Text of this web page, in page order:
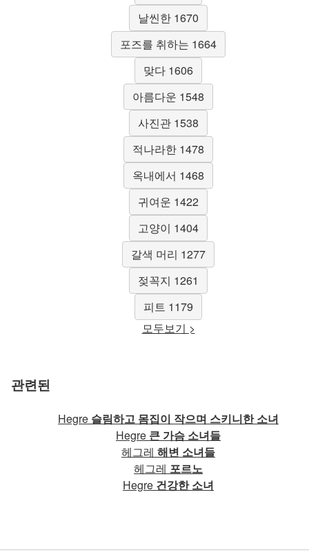
날씬한 1670
포즈를 취하는 1664
맞다 1606
아름다운 1548
사진관 1538
적나라한 1478
옥내에서 1468
귀여운 1422
고양이 1404
갈색 머리 1277
젖꼭지 1261
피트 1179
모두보기 >
관련된
Hegre 슬림하고 몸집이 작으며 스키니한 소녀
Hegre 큰 가슴 소녀들
헤그레 해변 소녀들
헤그레 포르노
Hegre 건강한 소녀